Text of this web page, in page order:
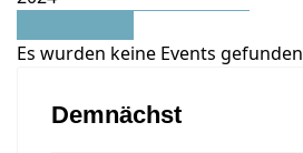
Es wurden keine Events gefunden
Demnächst